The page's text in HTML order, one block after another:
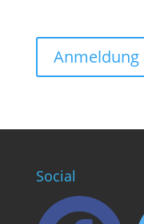
Social